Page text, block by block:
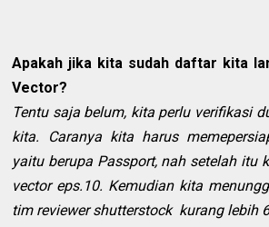
Apakah jika kita sudah daftar kita
Vector?
Tentu saja belum, kita perlu verifikasi
kita. Caranya kita harus
yaitu berupa Passport, nah setelah itu
vector eps.10. Kemudian kita
tim reviewer shutterstock kurang lebih